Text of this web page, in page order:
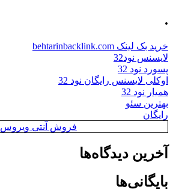
.
خرید بک لینک behtarinbacklink.com
لایسنس نود32
پسورد نود 32
اوکلی لایسنس رایگان نود 32
همیار نود 32
بهترین سئو
رایگان
فروش آنتی ویروس
آخرین دیدگاه‌ها
بایگانی‌ها